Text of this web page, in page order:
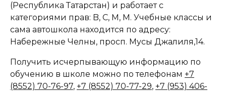
(Республика Татарстан) и работает с
категориями прав: B, C, M, M. Учебные классы и
сама автошкола находится по адресу:
Набережные Челны, просп. Мусы Джалиля,14.
Получить исчерпывающую информацию по
обучению в школе можно по телефонам +7
(8552) 70-76-97, +7 (8552) 70-77-29, +7 (953) 406-